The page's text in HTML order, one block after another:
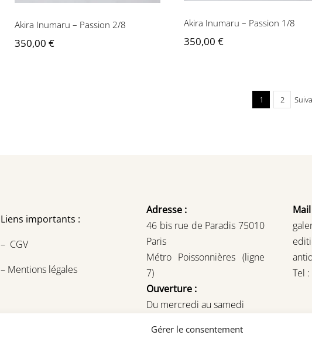
Gérer le consentement
Akira Inumaru – Passion 2/8
350,00 €
Akira Inumaru – Passion 1/8
350,00 €
1 2
Liens importants :
– CGV
–Mentions légales
Adresse :
46 bis rue de Paradis 75010
Paris
Métro Poissonnières (ligne
7)
Ouverture :
Du mercredi au samedi
ou sur rendez-vous
Tel